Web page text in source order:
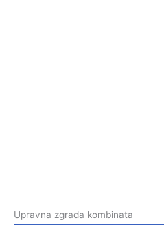
Upravna zgrada kombinata